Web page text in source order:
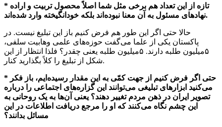
* تازه از این تعداد هم برخی مثل شما اصلاً محصول تربیت و اراده
نهادهای مسئول به آن معنا نبوده‌اند بلکه خودانگیخته وارد شده‌اند.
حالا حتی اگر این طور هم فرض کنیم باز این تبلیغ نیست. در
پاکستان یکی از علما می‌گفت حوزه‌های علمی وهابیت سلفی،
۵میلیون طلبه دارند. ۵میلیون طلبه یعنی چقدر؟ فلذا انتظار از این
شکل از تبلیغ را کلاً بگذارید کنار.
* حتی اگر فرض کنیم از جهت کمّی به این مقدار رسیده‌ایم، باز فکر
می‌کنید ابزارهای تبلیغی می‌توانند این گزاره‌های اجتماعی را درباره
تصویر ایران در ذهن مردم تغییر دهند؟ یعنی آن‌ها به یک روحانی به
این چشم نگاه می‌کنند که او را مرجع دریافت اطلاعات در این
مسائل بدانند؟